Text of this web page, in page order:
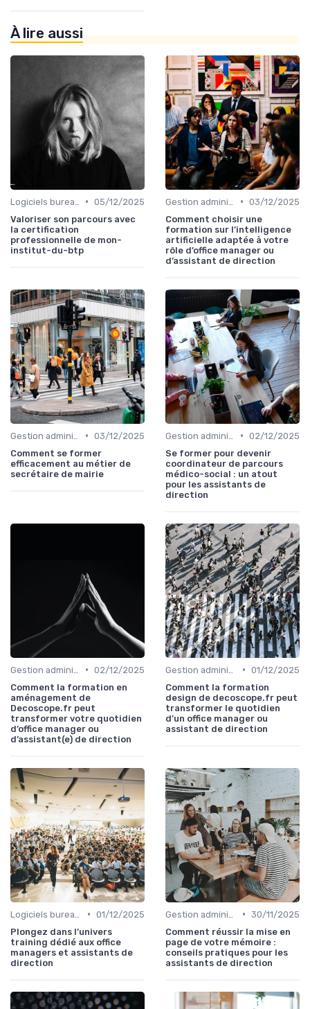
À lire aussi
• 05/12/2025
Valoriser son parcours avec
la certification
professionnelle de mon-
institut-du-btp
• 03/12/2025
Comment choisir une
formation sur l’intelligence
artificielle adaptée à votre
rôle d’office manager ou
d’assistant de direction
• 03/12/2025
Comment se former
efficacement au métier de
secrétaire de mairie
• 02/12/2025
Se former pour devenir
coordinateur de parcours
médico-social : un atout
pour les assistants de
direction
• 02/12/2025
Comment la formation en
aménagement de
Decoscope.fr peut
transformer votre quotidien
d’office manager ou
d’assistant(e) de direction
• 01/12/2025
Comment la formation
design de decoscope.fr peut
transformer le quotidien
d’un office manager ou
assistant de direction
• 01/12/2025
Plongez dans l’univers
training dédié aux office
managers et assistants de
direction
• 30/11/2025
Comment réussir la mise en
page de votre mémoire :
conseils pratiques pour les
assistants de direction